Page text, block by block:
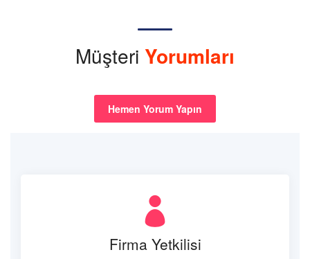
Müşteri Yorumları
Hemen Yorum Yapın
Firma Yetkilisi